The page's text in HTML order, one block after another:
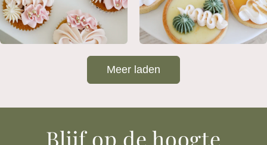
Meer laden
Blijf op de hoogte